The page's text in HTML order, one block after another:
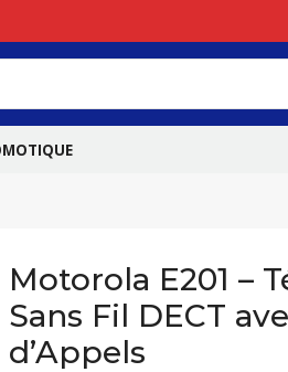
Motorola E201 –
Sans Fil DECT
d’Appels